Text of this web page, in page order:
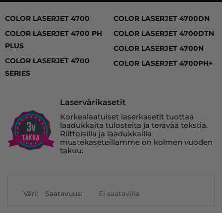
COLOR LASERJET 4700
COLOR LASERJET 4700 PH
PLUS
COLOR LASERJET 4700
SERIES
COLOR LASERJET 4700DN
COLOR LASERJET 4700DTN
COLOR LASERJET 4700N
COLOR LASERJET 4700PH+
Laservärikasetit
Korkealaatuiset laserkasetit tuottaa
laadukkaita tulosteita ja terävää tekstiä.
Riittoisilla ja laadukkailla
mustekaseteillamme on kolmen vuoden
takuu.
Väri: Saatavuus: Ei saatavilla